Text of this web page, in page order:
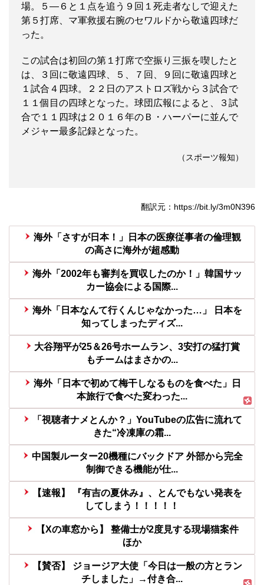
場。５―６と１点を追う９回１死走者なしで迎えた
第５打席、マ軍救援右腕のセワルドから敬遠四球だ
った。
この試合は初回の第１打席で空振り三振を喫したと
は、３回に敬遠四球、５、７回、９回に敬遠四球と
１試合４四球。２２日のアストロズ戦から３試合で
１１個目の四球となった。球団広報によると、３試
合で１１四球は２０１６年のＢ・ハーパーに並んで
メジャー最多記録となった。
（スポーツ報知）
翻訳元：https://bit.ly/3m0N396
海外「さすが日本！」日本の医療従事者の倫理観
の高さに海外が超感動
海外「2002年も審判を買収したのか！」韓国サッ
カー協会による国際...
海外「日本なんて行くんじゃなかった…」 日本を
知ってしまったディズ...
大谷翔平が25＆26号ホームラン、3安打の猛打賞
もチームはまさかの...
海外「日本で初めて梅干しなるものを食べた」日
本旅行で食べた変わった...
「視聴者ナメとんか？」YouTubeの広告に流れて
きた“冷凍庫の霜...
中国製ルーター20機種にバックドア 外部から完全
制御できる機能が仕...
【速報】 『有吉の夏休み』、とんでもない発表を
してしまう！！！！！
【Xの車窓から】 整備士が2度見する現場猫案件
ほか
【賛否】 ジョージア大使「今日は一般の方とラン
チしました」→付き合...